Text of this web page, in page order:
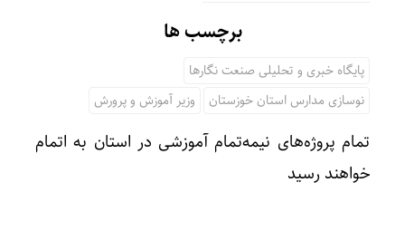
برچسب ها
پایگاه خبری و تحلیلی صنعت نگارها
نوسازی مدارس استان خوزستان
وزیر آموزش و پرورش
تمام پروژه‌های نیمه‌تمام آموزشی در استان به اتمام
خواهند رسید